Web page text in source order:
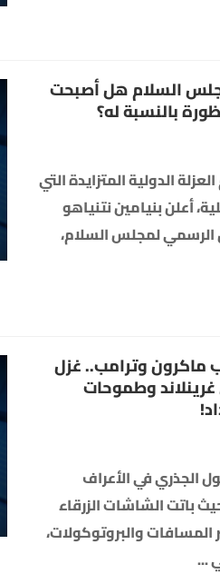
السلام هل أصبحت
بالنسبة له؟
الدولية المتزايدة التي
أعلن بنيامين نتنياهو
الرسمي لمجلس السلام،
ماكرون وترامب.. غزل
وطموحات
في الأعراف
باتت الشاشات الزرقاء
المسافات والبروتوكولات،
...